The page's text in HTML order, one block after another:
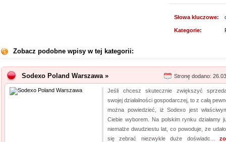
Słowa kluczowe:
Kategorie:
Zobacz podobne wpisy w tej kategorii:
Sodexo Poland Warszawa » Stronę dodano:
Jeśli chcesz skutecznie zwiększyć
swojej działalności gospodarczej, to z całą
można powiedzieć, iż Sodexo jest
Ciebie wyborem. Na polskim rynku działamy
niemalże dwudziestu lat, co powoduje, że
się zebrać niezwykle duże doświadc...